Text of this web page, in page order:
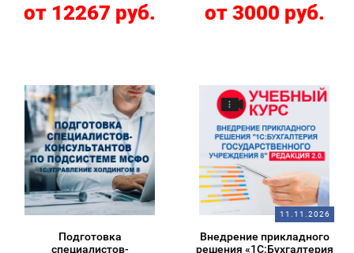
от 12267 руб. от 3000 руб.
Подготовка
специалистов-
11.11.2026
Внедрение прикладного
решения «1С:Бухгалтерия